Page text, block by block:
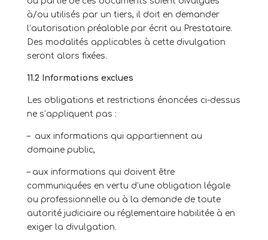
à/ou utilisés par un tiers, il doit en demander
l’autorisation préalable par écrit au Prestataire.
Des modalités applicables à cette divulgation
seront alors fixées.
11.2 Informations exclues
Les obligations et restrictions énoncées ci-dessus
ne s’appliquent pas :
– aux informations qui appartiennent au
domaine public,
– aux informations qui doivent être
communiquées en vertu d’une obligation légale
ou professionnelle ou à la demande de toute
autorité judiciaire ou réglementaire habilitée à en
exiger la divulgation.